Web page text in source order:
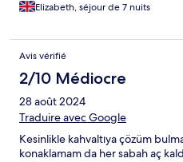
Elizabeth, séjour de 7 nuits
Avis vérifié
2/10 Médiocre
28 août 2024
Traduire avec Google
Kesinlikle kahvaltıya çözüm
konaklamam da her sabah aç